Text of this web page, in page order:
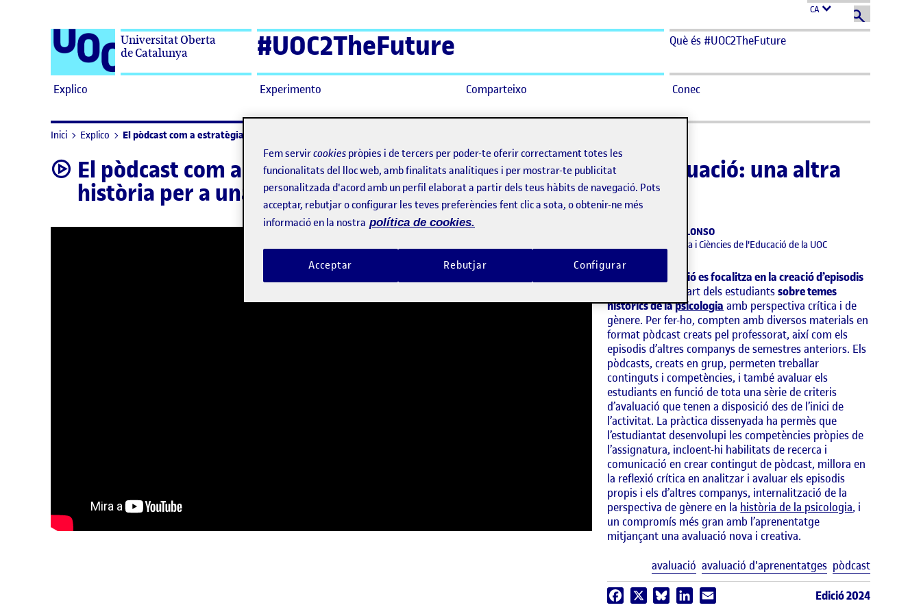
CA
Universitat Oberta
de Catalunya
#UOC2TheFuture Què és #UOC2TheFuture
Explico Experimento Comparteixo Conec
Inici Explico El pòdcast com a estratègia d’aprenentatge actiu i eina d’avaluació: una altra història per a una altra psicologia
video El pòdcast com a estratègia d’aprenentatge actiu i eina d’avaluació: una altra
història per a una altra psicologia
BELÉN JIMÉNEZ ALONSO
Estudis de Psicologia i Ciències de l'Educació de la UOC
L’acció d’avaluació es focalitza en la creació d’episodis
per part dels estudiantssobre temes
històrics de lapsicologia amb perspectiva crítica i de
gènere. Per fer-ho, compten amb diversos materials en
format pòdcast creats pel professorat, així com els
episodis d’altres companys de semestres anteriors. Els
pòdcasts, creats en grup, permeten treballar
continguts i competències, i també avaluar els
estudiants en funció de tota una sèrie de criteris
d’avaluació que tenen a disposició des de l’inici de
l’activitat. La pràctica dissenyada ha permès que
l’estudiantat desenvolupi les competències pròpies de
l’assignatura, incloent-hi habilitats de recerca i
comunicació en crear contingut de pòdcast, millora en
la reflexió crítica en analitzar i avaluar els episodis
propis i els d’altres companys, internalització de la
perspectiva de gènere en la història de la psicologia, i
un compromís més gran amb l’aprenentatge
mitjançant una avaluació nova i creativa.
Etiquetes
avaluació avaluació d'aprenentatges pòdcast
Facebook Bluesky LinkedIn Edició 2024
Fem servircookies pròpies i de tercers per poder-te oferir correctament totes les
funcionalitats del lloc web, amb finalitats analítiques i per mostrar-te publicitat
personalitzada d'acord amb un perfil elaborat a partir dels teus hàbits de navegació. Pots
acceptar, rebutjar o configurar les teves preferències fent clic a sota, o obtenir-ne més
informació en la nostra política de cookies.
Rebutjar
Acceptar Configurar